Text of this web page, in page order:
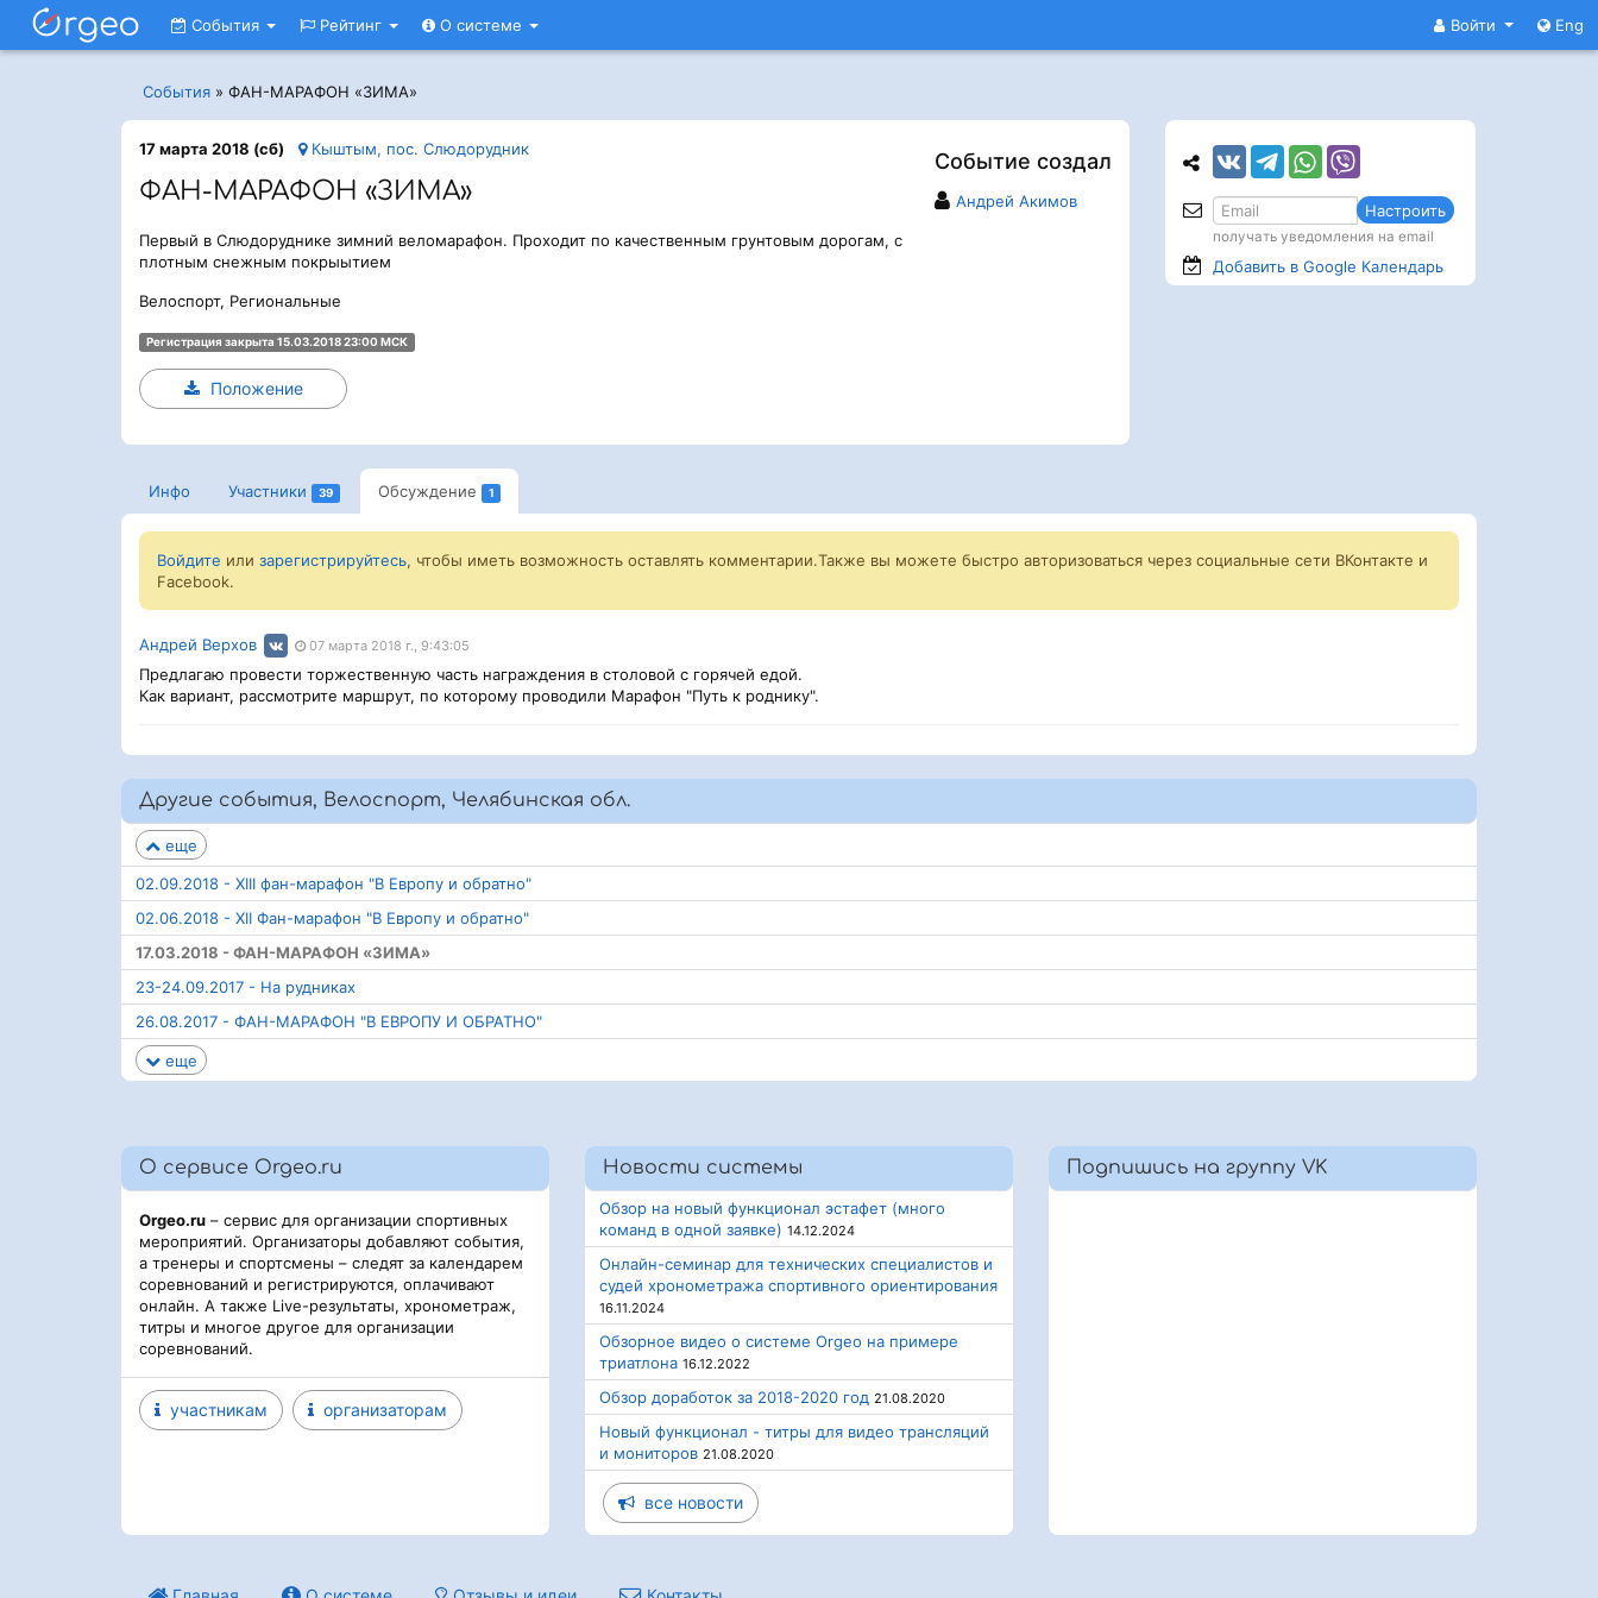
Войти Eng
События Рейтинг О системе
События » ФАН-МАРАФОН «ЗИМА»
Событие создал
Андрей Акимов
17 марта 2018 (сб) Кыштым, пос. Слюдорудник
ФАН-МАРАФОН «ЗИМА»
Первый в Слюдоруднике зимний веломарафон. Проходит по качественным грунтовым дорогам, с
плотным снежным покрыытием
Велоспорт, Региональные
Регистрация закрыта 15.03.2018 23:00 МСК
Положение
Инфо Участники 39 Обсуждение 1
Войдите или зарегистрируйтесь, чтобы иметь возможность оставлять комментарии.Также вы можете быстро авторизоваться через социальные сети ВКонтакте и
Facebook.
Андрей Верхов 07 марта 2018 г., 9:43:05
Предлагаю провести торжественную часть награждения в столовой с горячей едой.
Как вариант, рассмотрите маршрут, по которому проводили Марафон "Путь к роднику".
Другие события, Велоспорт, Челябинская обл.
еще
02.09.2018 - XIII фан-марафон "В Европу и обратно"
02.06.2018 - XII Фан-марафон "В Европу и обратно"
17.03.2018 - ФАН-МАРАФОН «ЗИМА»
23-24.09.2017 - На рудниках
26.08.2017 - ФАН-МАРАФОН "В ЕВРОПУ И ОБРАТНО"
еще
Настроить
получать уведомления на email
Добавить в Google Календарь
О сервисе Orgeo.ru
Orgeo.ru – сервис для организации спортивных
мероприятий. Организаторы добавляют события,
а тренеры и спортсмены – следят за календарем
соревнований и регистрируются, оплачивают
онлайн. А также Live-результаты, хронометраж,
титры и многое другое для организации
соревнований.
участникам организаторам
Новости системы
Обзор на новый функционал эстафет (много
команд в одной заявке) 14.12.2024
Онлайн-семинар для технических специалистов и
судей хронометража спортивного ориентирования
16.11.2024
Обзорное видео о системе Orgeo на примере
триатлона 16.12.2022
Обзор доработок за 2018-2020 год 21.08.2020
Новый функционал - титры для видео трансляций
и мониторов 21.08.2020
все новости
Подпишись на группу VK